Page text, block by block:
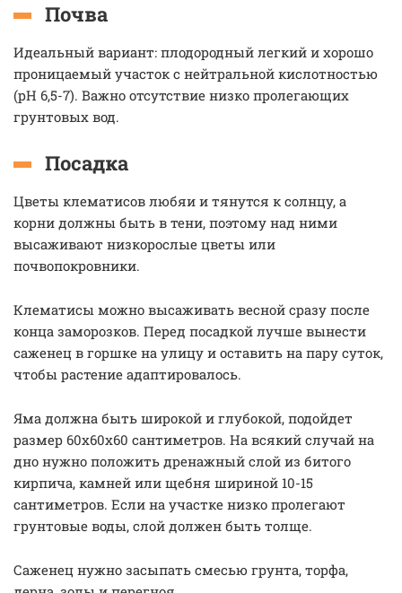
Почва
Идеальный вариант: плодородный легкий и хорошо
проницаемый участок с нейтральной кислотностью
(pH 6,5-7). Важно отсутствие низко пролегающих
грунтовых вод.
Посадка
Цветы клематисов любяи и тянутся к солнцу, а
корни должны быть в тени, поэтому над ними
высаживают низкорослые цветы или
почвопокровники.
Клематисы можно высаживать весной сразу после
конца заморозков. Перед посадкой лучше вынести
саженец в горшке на улицу и оставить на пару суток,
чтобы растение адаптировалось.
Яма должна быть широкой и глубокой, подойдет
размер 60х60х60 сантиметров. На всякий случай на
дно нужно положить дренажный слой из битого
кирпича, камней или щебня шириной 10-15
сантиметров. Если на участке низко пролегают
грунтовые воды, слой должен быть толще.
Саженец нужно засыпать смесью грунта, торфа,